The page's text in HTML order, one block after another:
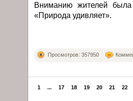
Вниманию жителей была
«Природа удивляет».
Просмотров: 357950
1 ... 17 18 19 20 21 22